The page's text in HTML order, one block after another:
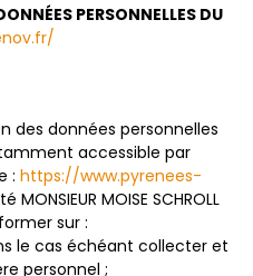
PERSONNELLES DU
des données personnelles
accessible par
: https://www.pyrenees-
MOISE SCHROLL
sur :
le cas échéant collecter et
personnel ;